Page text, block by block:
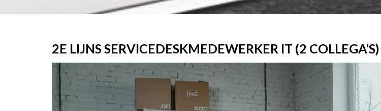
2E LIJNS SERVICEDESKMEDEWERKER IT (2 COLLEGA’S)